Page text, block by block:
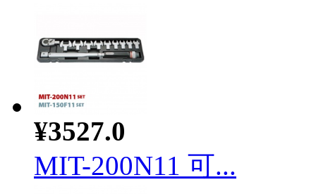
¥3527.0
MIT-200N11 可...